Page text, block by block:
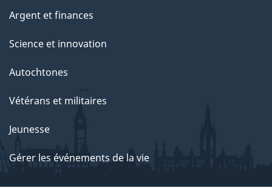
Argent et finances
Science et innovation
Autochtones
Vétérans et militaires
Jeunesse
Gérer les événements de la vie